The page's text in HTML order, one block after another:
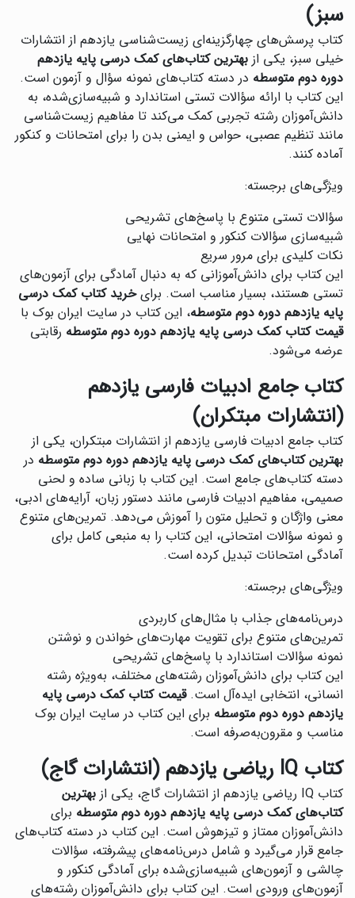
سبز)
کتاب پرسش‌های چهارگزینه‌ای زیست‌شناسی یازدهم از انتشارات
خیلی سبز، یکی از بهترین کتاب‌های کمک درسی پایه یازدهم
دوره دوم متوسطه در دسته کتاب‌های نمونه سؤال و آزمون است.
این کتاب با ارائه سؤالات تستی استاندارد و شبیه‌سازی‌شده، به
دانش‌آموزان رشته تجربی کمک می‌کند تا مفاهیم زیست‌شناسی
مانند تنظیم عصبی، حواس و ایمنی بدن را برای امتحانات و کنکور
آماده کنند.
ویژگی‌های برجسته:
سؤالات تستی متنوع با پاسخ‌های تشریحی
شبیه‌سازی سؤالات کنکور و امتحانات نهایی
نکات کلیدی برای مرور سریع
این کتاب برای دانش‌آموزانی که به دنبال آمادگی برای آزمون‌های
تستی هستند، بسیار مناسب است. برایخرید کتاب کمک درسی
پایه یازدهم دوره دوم متوسطه، این کتاب در سایت ایران بوک با
قیمت کتاب کمک درسی پایه یازدهم دوره دوم متوسطه رقابتی
عرضه می‌شود.
کتاب جامع ادبیات فارسی یازدهم
(انتشارات مبتکران)
کتاب جامع ادبیات فارسی یازدهم از انتشارات مبتکران، یکی از
بهترین کتاب‌های کمک درسی پایه یازدهم دوره دوم متوسطه در
دسته کتاب‌های جامع است. این کتاب با زبانی ساده و لحنی
صمیمی، مفاهیم ادبیات فارسی مانند دستور زبان، آرایه‌های ادبی،
معنی واژگان و تحلیل متون را آموزش می‌دهد. تمرین‌های متنوع
و نمونه سؤالات امتحانی، این کتاب را به منبعی کامل برای
آمادگی امتحانات تبدیل کرده است.
ویژگی‌های برجسته:
درس‌نامه‌های جذاب با مثال‌های کاربردی
تمرین‌های متنوع برای تقویت مهارت‌های خواندن و نوشتن
نمونه سؤالات استاندارد با پاسخ‌های تشریحی
این کتاب برای دانش‌آموزان رشته‌های مختلف، به‌ویژه رشته
انسانی، انتخابی ایده‌آل است.قیمت کتاب کمک درسی پایه
یازدهم دوره دوم متوسطه برای این کتاب در سایت ایران بوک
مناسب و مقرون‌به‌صرفه است.
کتاب IQ ریاضی یازدهم (انتشارات گاج)
کتاب IQ ریاضی یازدهم از انتشارات گاج، یکی از
بهترین
کتاب‌های کمک درسی پایه یازدهم دوره دوم متوسطه برای
دانش‌آموزان ممتاز و تیزهوش است. این کتاب در دسته کتاب‌های
جامع قرار می‌گیرد و شامل درس‌نامه‌های پیشرفته، سؤالات
چالشی و آزمون‌های شبیه‌سازی‌شده برای آمادگی کنکور و
آزمون‌های ورودی است. این کتاب برای دانش‌آموزان رشته‌های